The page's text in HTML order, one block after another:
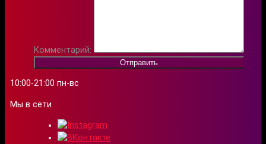
Комментарий:
Отправить
10:00-21:00 пн-вс
Мы в сети